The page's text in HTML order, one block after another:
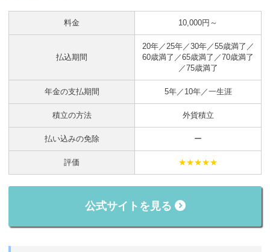
料金 10,000円～
払込期間
20年／25年／30年／55歳満了／
60歳満了／65歳満了／70歳満了
／75歳満了
年金の支払期間 5年／10年／一生涯
積立の方法 外貨積立
払い込みの免除 ー
評価 ★★★★★
公式サイトを見る